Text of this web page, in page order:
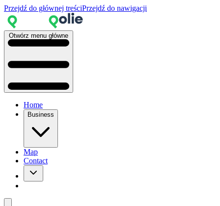
Przejdź do głównej treściPrzejdź do nawigacji
Otwórz menu główne
Home
Business
Map
Contact